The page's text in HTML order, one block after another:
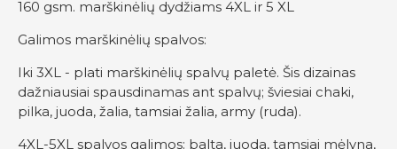
160 gsm. marškinėlių dydžiams 4XL ir 5 XL
Galimos marškinėlių spalvos:
Iki 3XL - plati marškinėlių spalvų paletė. Šis dizainas
dažniausiai spausdinamas ant spalvų; šviesiai chaki,
pilka, juoda, žalia, tamsiai žalia, army (ruda).
4XL-5XL spalvos galimos: balta, juoda, tamsiai mėlyna,